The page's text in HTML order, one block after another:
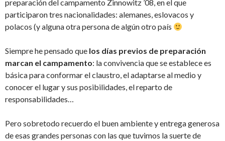
preparación del campamento Zinnowitz ’08, en el que
participaron tres nacionalidades: alemanes, eslovacos y
polacos (y alguna otra persona de algún otro país
Siempre he pensado que los días previos de preparación
marcan el campamento: la convivencia que se establece es
básica para conformar el claustro, el adaptarse al medio y
conocer el lugar y sus posibilidades, el reparto de
responsabilidades…
Pero sobretodo recuerdo el buen ambiente y entrega generosa
de esas grandes personas con las que tuvimos la suerte de